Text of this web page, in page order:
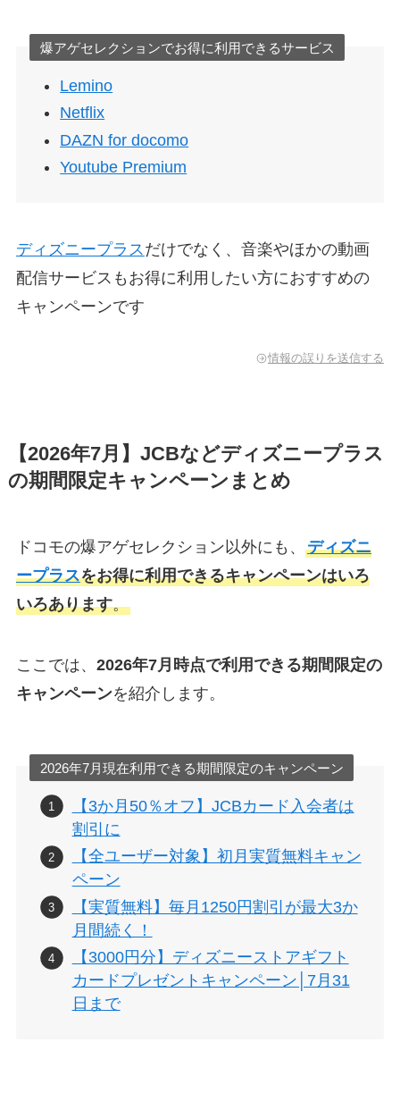
爆アゲセレクションでお得に利用できるサービス
Lemino
Netflix
DAZN for docomo
Youtube Premium
ディズニープラス だけでなく、音楽やほかの動画
配信サービスもお得に利用したい方におすすめの
キャンペーンです
情報の誤りを送信する
【2026年7月】JCBなどディズニープラス
の期間限定キャンペーンまとめ
ドコモの爆アゲセレクション以外にも、 ディズニ
ープラスをお得に利用できるキャンペーンはいろ
いろあります。
ここでは、 2026年7月時点で利用できる期間限定の
キャンペーンを紹介します。
2026年7月現在利用できる期間限定のキャンペーン
【3か月50％オフ】JCBカード入会者は
割引に
【全ユーザー対象】初月実質無料キャン
ペーン
【実質無料】毎月1250円割引が最大3か
月間続く！
【3000円分】ディズニーストアギフト
カードプレゼントキャンペーン│7月31
日まで